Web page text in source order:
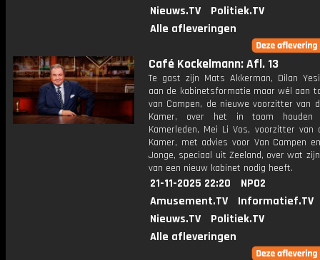
Nieuws.TV
Politiek.TV
Alle afleveringen
Café Kockelmann: Afl. 13
Te gast zijn Mats Akkerman, Dilan
aan de kabinetsformatie maar wél aan
van Campen, de nieuwe voorzitter van
Kamer, over het in toom houden
Kamerleden, Mei Li Vos, voorzitter van
Kamer, met advies voor Van Campen
Jonge, speciaal uit Zeeland, over wat
van een nieuw kabinet nodig heeft.
21-11-2025 22:20
NPO2
Amusement.TV
Informatief.TV
Nieuws.TV
Politiek.TV
Alle afleveringen